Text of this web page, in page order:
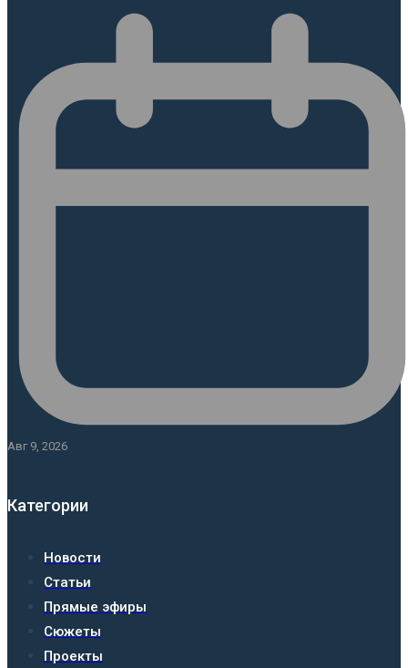
Авг 9, 2026
Категории
Новости
Статьи
Прямые эфиры
Сюжеты
Проекты